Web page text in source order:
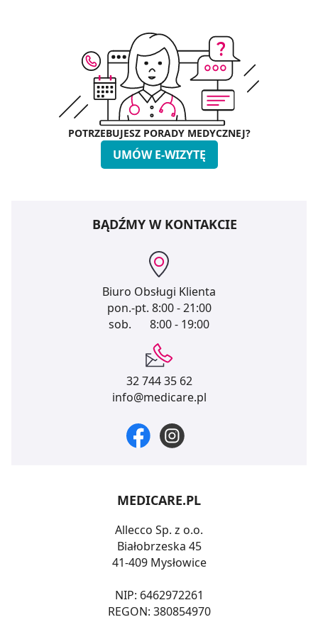
POTRZEBUJESZ PORADY MEDYCZNEJ?
UMÓW E-WIZYTĘ
BĄDŹMY W KONTAKCIE
Biuro Obsługi Klienta
pon.-pt. 8:00 - 21:00
sob.
8:00 - 19:00
32 744 35 62
info@medicare.pl
MEDICARE.PL
Allecco Sp. z o.o.
Białobrzeska 45
41-409 Mysłowice
NIP: 6462972261
REGON: 380854970